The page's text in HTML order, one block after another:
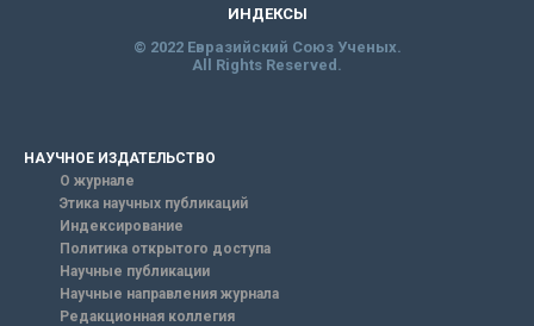
ИНДЕКСЫ
© 2022 Евразийский Союз Ученых.
All Rights Reserved.
НАУЧНОЕ ИЗДАТЕЛЬСТВО
О журнале
Этика научных публикаций
Индексирование
Политика открытого доступа
Научные публикации
Научные направления журнала
Редакционная коллегия